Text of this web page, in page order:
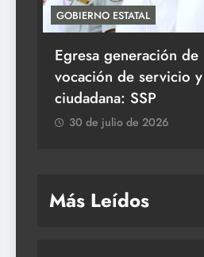
GOBIERNO ESTATAL
Egresa generación
vocación de servicio
ciudadana: SSP
30 de julio de 2026
Más Leídos